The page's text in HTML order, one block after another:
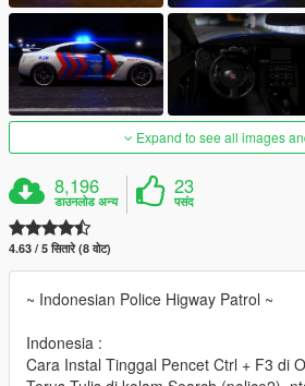
Expand to see all images
8,196
डाउनलोड अन्य
23
पसंद
4.63 / 5 सितारे (8 वोट)
~ Indonesian Police Higway Patrol ~
Indonesia :
Cara Instal Tinggal Pencet Ctrl + F3 di